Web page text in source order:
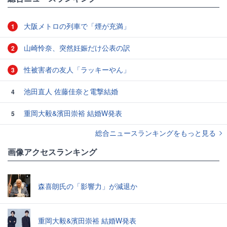
1 大阪メトロの列車で「煙が充満」
2 山崎怜奈、突然妊娠だけ公表の訳
3 性被害者の友人「ラッキーやん」
4 池田直人 佐藤佳奈と電撃結婚
5
重岡大毅&濱田崇裕 結婚W発表
総合ニュースランキングをもっと見る
画像アクセスランキング
森喜朗氏の「影響力」が減退か
重岡大毅&濱田崇裕 結婚W発表